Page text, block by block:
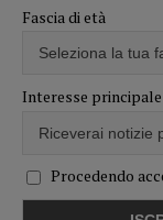
Fascia di età
Interesse principale
Procedendo